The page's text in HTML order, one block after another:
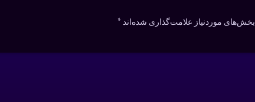
بخش‌های موردنیاز علامت‌گذاری شده‌اند*